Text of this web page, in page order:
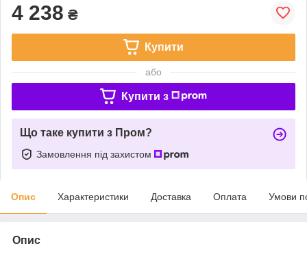
4 238 ₴
Купити
або
Купити з
Що таке купити з Пром?
Замовлення під захистом
Опис Характеристики Доставка Оплата Умови
Опис